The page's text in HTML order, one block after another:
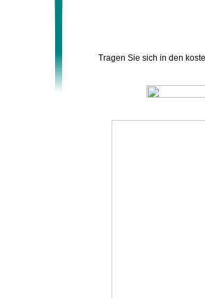
Tragen Sie sich in den